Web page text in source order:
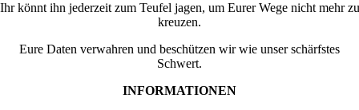
Ihr könnt ihn jederzeit zum Teufel jagen, um Eurer Wege nicht mehr zu
kreuzen.
Eure Daten verwahren und beschützen wir wie unser schärfstes
Schwert.
INFORMATIONEN